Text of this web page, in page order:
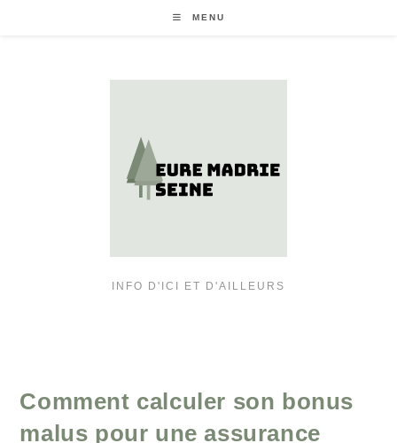
MENU
INFO D'ICI ET D'AILLEURS
Comment calculer son bonus
malus pour une assurance